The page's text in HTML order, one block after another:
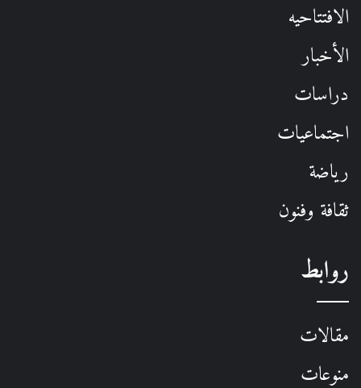
الافتتاحيه
الأخبار
دراسات
اجتماعيات
رياضة
ثقافة وفنون
روابط
مقالات
منوعات